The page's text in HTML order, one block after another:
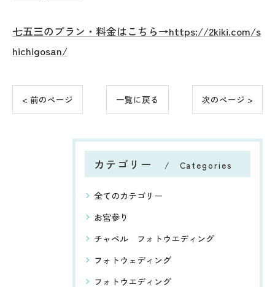
七五三のプラン・料金はこちら→https://2kiki.com/s
hichigosan/
< 前のページ 一覧に戻る 次のページ >
カテゴリー Categories
全てのカテゴリー
お宮参り
チャペル フォトウエディング
フォトウェディング
フォトウエディング